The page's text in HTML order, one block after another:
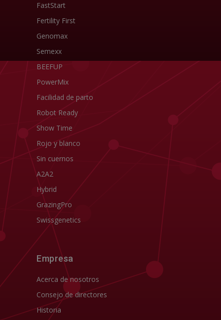
FastStart
Fertility First
Genomax
Semexx
BEEFUP
PowerMix
Facilidad de parto
Robot Ready
Show Time
Rojo y blanco
Sin cuernos
A2A2
Hybrid
GrazingPro
Swissgenetics
Empresa
Acerca de nosotros
Consejo de directores
Historia